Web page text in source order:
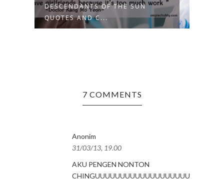
DESCENDANTS OF THE SUN
QUOTES AND C...
7 COMMENTS
Anonim
31/03/13, 19.00
AKU PENGEN NONTON
CHINGUUUUUUUUUUUUUUUUUUU